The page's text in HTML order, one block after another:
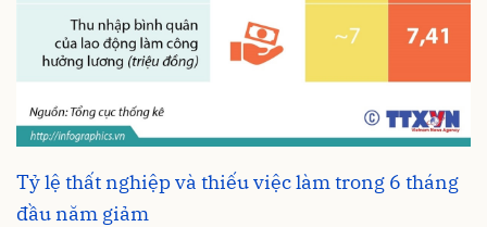
Tỷ lệ thất nghiệp và thiếu việc làm trong 6 tháng
đầu năm giảm